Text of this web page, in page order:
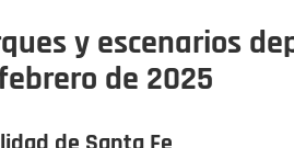
y escenarios
de 2025